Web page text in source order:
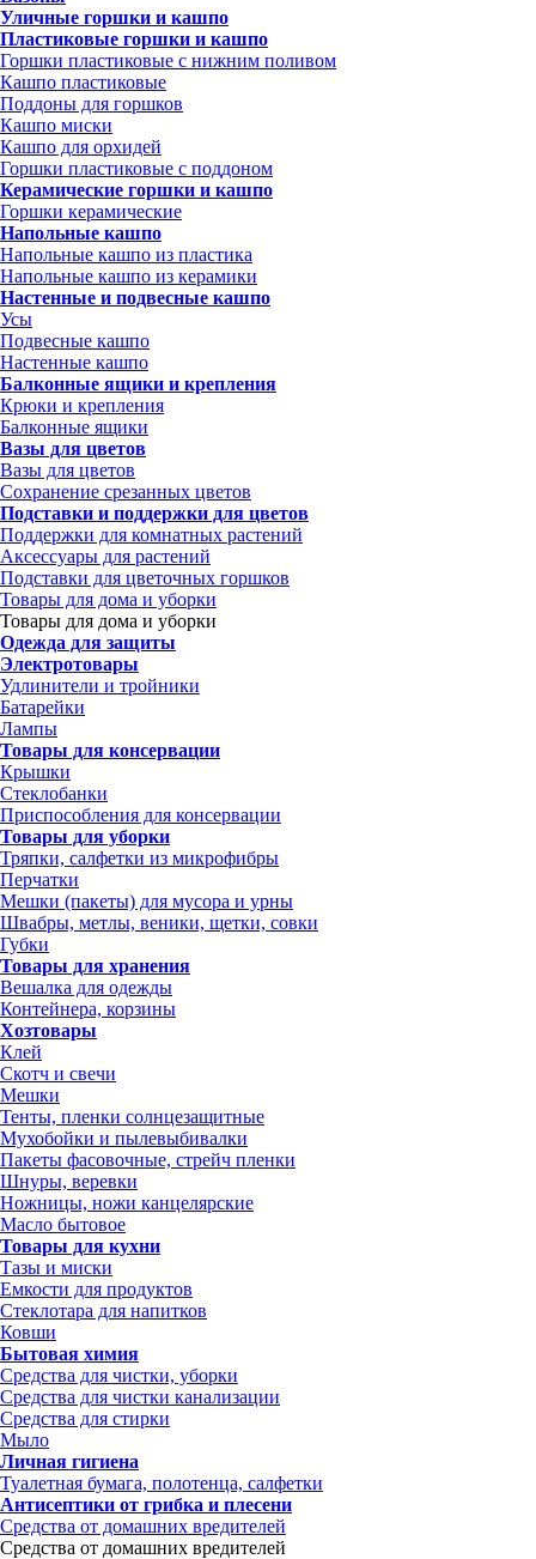
Уличные горшки и кашпо
Пластиковые горшки и кашпо
Горшки пластиковые с нижним поливом
Кашпо пластиковые
Поддоны для горшков
Кашпо миски
Кашпо для орхидей
Горшки пластиковые с поддоном
Керамические горшки и кашпо
Горшки керамические
Напольные кашпо
Напольные кашпо из пластика
Напольные кашпо из керамики
Настенные и подвесные кашпо
Усы
Подвесные кашпо
Настенные кашпо
Балконные ящики и крепления
Крюки и крепления
Балконные ящики
Вазы для цветов
Вазы для цветов
Сохранение срезанных цветов
Подставки и поддержки для цветов
Поддержки для комнатных растений
Аксессуары для растений
Подставки для цветочных горшков
Товары для дома и уборки
Товары для дома и уборки
Одежда для защиты
Электротовары
Удлинители и тройники
Батарейки
Лампы
Товары для консервации
Крышки
Стеклобанки
Приспособления для консервации
Товары для уборки
Тряпки, салфетки из микрофибры
Перчатки
Мешки (пакеты) для мусора и урны
Швабры, метлы, веники, щетки, совки
Губки
Товары для хранения
Вешалка для одежды
Контейнера, корзины
Хозтовары
Клей
Скотч и свечи
Мешки
Тенты, пленки солнцезащитные
Мухобойки и пылевыбивалки
Пакеты фасовочные, стрейч пленки
Шнуры, веревки
Ножницы, ножи канцелярские
Масло бытовое
Товары для кухни
Тазы и миски
Емкости для продуктов
Стеклотара для напитков
Ковши
Бытовая химия
Средства для чистки, уборки
Средства для чистки канализации
Средства для стирки
Мыло
Личная гигиена
Туалетная бумага, полотенца, салфетки
Антисептики от грибка и плесени
Средства от домашних вредителей
Средства от домашних вредителей